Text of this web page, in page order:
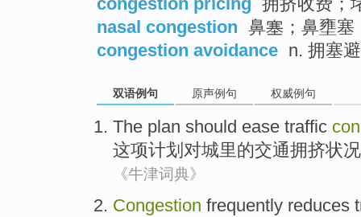
nasal congestion 鼻塞；鼻壅塞
congestion avoidance n. 拥塞
双语例句 原声例句 权威例句
The plan should ease traffic
这项计划 对城里的交通拥挤状况
《牛津词典》
Congestion frequently reduces